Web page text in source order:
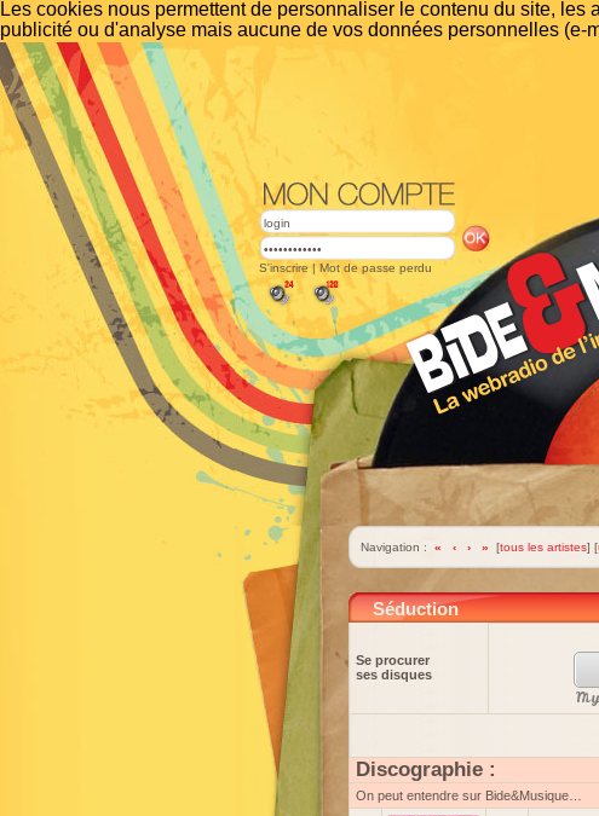
Les cookies nous permettent de personnaliser le contenu du site,
publicité ou d'analyse mais aucune de vos données personnelles (e-
S'inscrire | Mot de passe perdu
Navigation : « ‹ › » [tous les artistes] [
Séduction
Se procurer
ses disques
Discographie :
On peut entendre sur Bide&Musique…